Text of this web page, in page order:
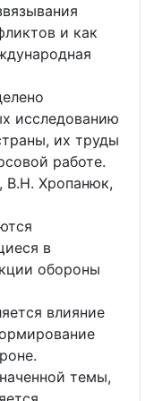
и как
исследованию
их труды
работе.
Хропанюк,
в
обороны
влияние
темы,